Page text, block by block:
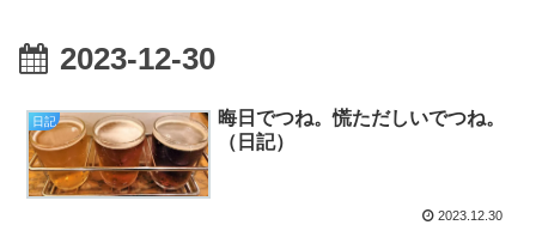
2023-12-30
日記
晦日でつね。慌ただしいでつね。
（日記）
2023.12.30